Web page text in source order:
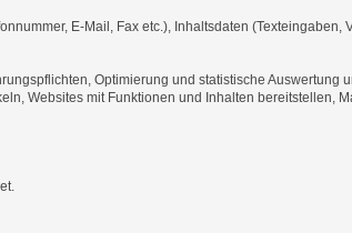
E-Mail, Fax etc.), Inhaltsdaten (Texteingaben,
Optimierung und statistische
Websites mit Funktionen und Inhalten bereitstellen,